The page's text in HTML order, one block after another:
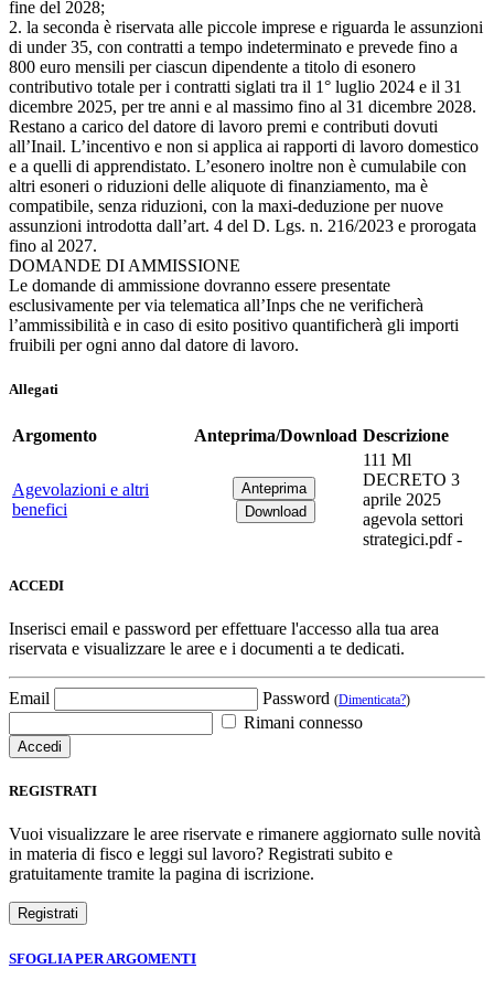
fine del 2028;
2. la seconda è riservata alle piccole imprese e riguarda le assunzioni
di under 35, con contratti a tempo indeterminato e prevede fino a
800 euro mensili per ciascun dipendente a titolo di esonero
contributivo totale per i contratti siglati tra il 1° luglio 2024 e il 31
dicembre 2025, per tre anni e al massimo fino al 31 dicembre 2028.
Restano a carico del datore di lavoro premi e contributi dovuti
all’Inail. L’incentivo e non si applica ai rapporti di lavoro domestico
e a quelli di apprendistato. L’esonero inoltre non è cumulabile con
altri esoneri o riduzioni delle aliquote di finanziamento, ma è
compatibile, senza riduzioni, con la maxi-deduzione per nuove
assunzioni introdotta dall’art. 4 del D. Lgs. n. 216/2023 e prorogata
fino al 2027.
DOMANDE DI AMMISSIONE
Le domande di ammissione dovranno essere presentate
esclusivamente per via telematica all’Inps che ne verificherà
l’ammissibilità e in caso di esito positivo quantificherà gli importi
fruibili per ogni anno dal datore di lavoro.
Allegati
Argomento Anteprima/Download Descrizione
Agevolazioni e altri
benefici
111 Ml
DECRETO 3
aprile 2025
agevola settori
strategici.pdf -
ACCEDI
Inserisci email e password per effettuare l'accesso alla tua area
riservata e visualizzare le aree e i documenti a te dedicati.
Email Password (Dimenticata?)
Rimani connesso
REGISTRATI
Vuoi visualizzare le aree riservate e rimanere aggiornato sulle novità
in materia di fisco e leggi sul lavoro? Registrati subito e
gratuitamente tramite la pagina di iscrizione.
SFOGLIA PER ARGOMENTI